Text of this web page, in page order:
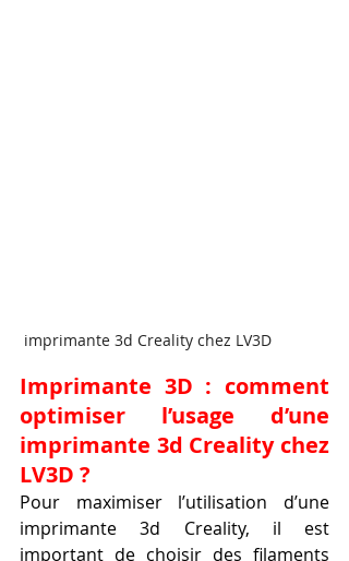
imprimante 3d Creality chez LV3D
Imprimante 3D : comment
optimiser l’usage d’une
imprimante 3d Creality chez
LV3D ?
Pour maximiser l’utilisation d’une
imprimante 3d Creality, il est
important de choisir des filaments